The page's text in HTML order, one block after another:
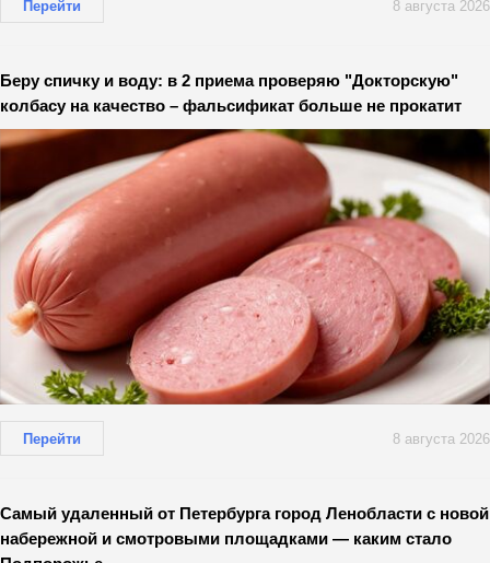
Перейти 8 августа 2026
Беру спичку и воду: в 2 приема проверяю "Докторскую"
колбасу на качество – фальсификат больше не прокатит
Перейти 8 августа 2026
Самый удаленный от Петербурга город Ленобласти с новой
набережной и смотровыми площадками — каким стало